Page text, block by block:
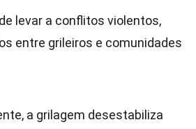
levar a conflitos violentos,
entre grileiros e comunidades
a grilagem desestabiliza